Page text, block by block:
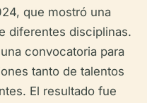
que mostró una
diferentes disciplinas.
convocatoria para
tanto de talentos
El resultado fue